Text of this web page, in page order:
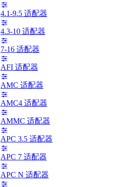
4.1-9.5 适配器
4.3-10 适配器
7-16 适配器
AFI 适配器
AMC 适配器
AMC4 适配器
AMMC 适配器
APC 3.5 适配器
APC 7 适配器
APC N 适配器